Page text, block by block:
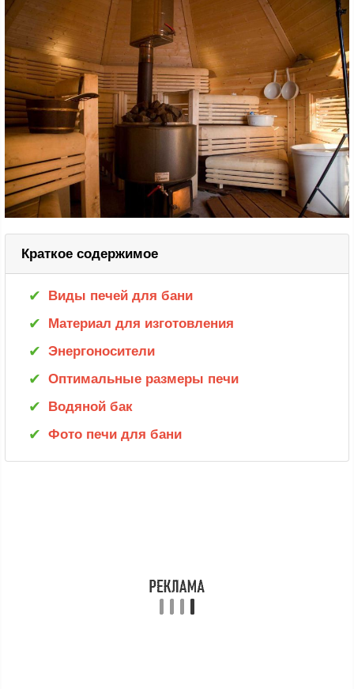
Краткое содержимое
Виды печей для бани
Материал для изготовления
Энергоносители
Оптимальные размеры печи
Водяной бак
Фото печи для бани